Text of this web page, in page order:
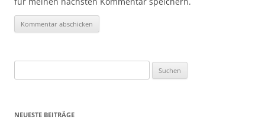
nach:
NEUESTE BEITRÄGE